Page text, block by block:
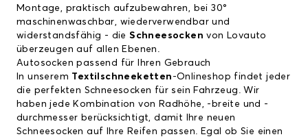
Montage, praktisch aufzubewahren, bei 30°
maschinenwaschbar, wiederverwendbar und
widerstandsfähig - dieSchneesocken von Lovauto
überzeugen auf allen Ebenen.
Autosocken passend für Ihren Gebrauch
In unserem Textilschneeketten -Onlineshop findet jeder
die perfekten Schneesocken für sein Fahrzeug. Wir
haben jede Kombination von Radhöhe, -breite und -
durchmesser berücksichtigt, damit Ihre neuen
Schneesocken auf Ihre Reifen passen. Egal ob Sie einen